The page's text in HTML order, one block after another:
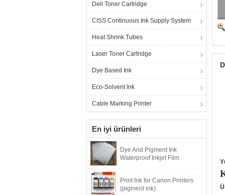
Dell Toner Cartridge
CISS Continuous Ink Supply System
Heat Shrink Tubes
Laser Toner Cartridge
Dye Based Ink
Eco-Solvent Ink
Cable Marking Printer
En iyi ürünleri
Dye And Pigment Ink
Waterproof Inkjet Film
Print Ink for Canon Printers
(pigment ink)